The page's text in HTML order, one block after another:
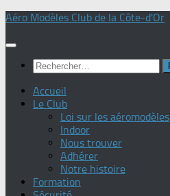
Skip
content
Aéro Modèles Club de la Côte-d'Or
Rechercher :
Accueil
Le Club
Loi sur les aéromodèles
Indoor
Nous trouver
Adhérer
Notre histoire
Formation